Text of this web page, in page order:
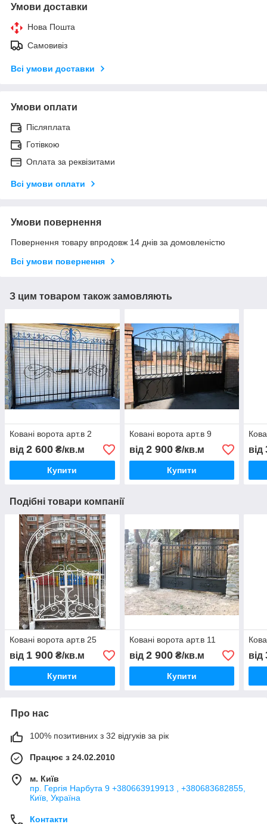
Умови доставки
Нова Пошта
Самовивіз
Всі умови доставки
Умови оплати
Післяплата
Готівкою
Оплата за реквізитами
Всі умови оплати
Умови повернення
Повернення товару впродовж 14 днів за домовленістю
Всі умови повернення
З цим товаром також замовляють
Ковані ворота арт.в 2
від 2 600 ₴/кв.м
Купити
Ковані ворота арт.в 9
від 2 900₴/кв.м
Купити
від
Подібні товари компанії
Ковані ворота арт.в 25
від 1 900 ₴/кв.м
Купити
Ковані ворота арт.в 11
від 2 900₴/кв.м
Купити
від
Про нас
100% позитивних з 32 відгуків за рік
Працює з 24.02.2010
м. Київ
пр. Гергія Нарбута 9 +380663919913 , +380683682855,
Київ, Україна
Контакти